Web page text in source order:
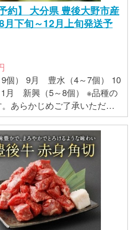
約】 大分県 豊後大野市産
下旬～12月上旬発送予
個） 9月 豊水（4～7個） 10
月 新興（5～8個） ※品種の
あらかじめご了承いただけ
。